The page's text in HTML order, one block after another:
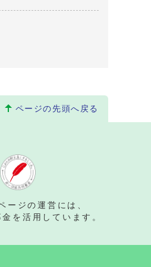
ページの先頭へ戻る
ージの運営には、
を活用しています。